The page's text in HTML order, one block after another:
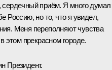
приём. Я много думал
Россию, но то, что я увидел,
Меня переполняют чувства
этом прекрасном городе.
Президент.